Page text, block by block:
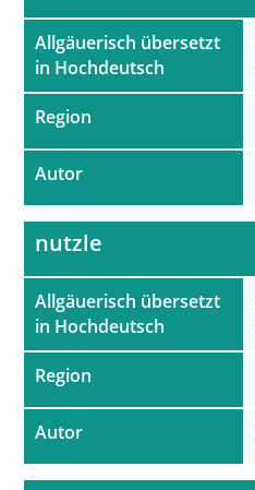
Allgäuerisch übersetzt
in Hochdeutsch
Region
Autor
Allgäuerisch übersetzt
in Hochdeutsch
Region
Autor
nutzle